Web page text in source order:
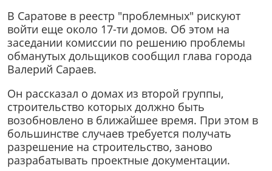
В Саратове в реестр "проблемных" рискуют
войти еще около 17-ти домов. Об этом на
заседании комиссии по решению проблемы
обманутых дольщиков сообщил глава города
Валерий Сараев.
Он рассказал о домах из второй группы,
строительство которых должно быть
возобновлено в ближайшее время. При этом в
большинстве случаев требуется получать
разрешение на строительство, заново
разрабатывать проектные документации.